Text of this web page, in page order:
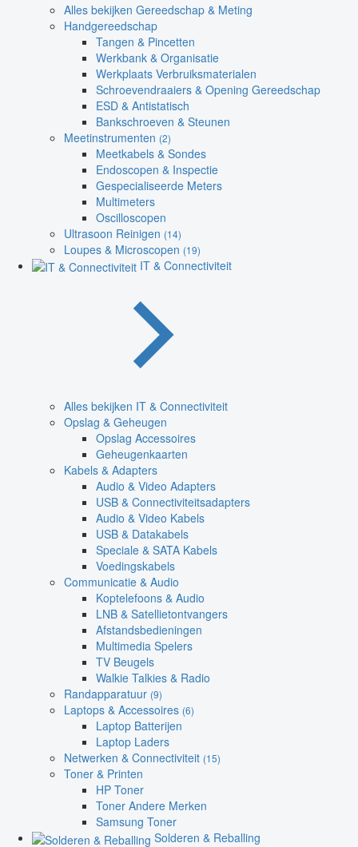
Alles bekijken Gereedschap & Meting
Handgereedschap
Tangen & Pincetten
Werkbank & Organisatie
Werkplaats Verbruiksmaterialen
Schroevendraaiers & Opening Gereedschap
ESD & Antistatisch
Bankschroeven & Steunen
Meetinstrumenten (2)
Meetkabels & Sondes
Endoscopen & Inspectie
Gespecialiseerde Meters
Multimeters
Oscilloscopen
Ultrasoon Reinigen (14)
Loupes & Microscopen (19)
IT & Connectiviteit
Alles bekijken IT & Connectiviteit
Opslag & Geheugen
Opslag Accessoires
Geheugenkaarten
Kabels & Adapters
Audio & Video Adapters
USB & Connectiviteitsadapters
Audio & Video Kabels
USB & Datakabels
Speciale & SATA Kabels
Voedingskabels
Communicatie & Audio
Koptelefoons & Audio
LNB & Satellietontvangers
Afstandsbedieningen
Multimedia Spelers
TV Beugels
Walkie Talkies & Radio
Randapparatuur (9)
Laptops & Accessoires (6)
Laptop Batterijen
Laptop Laders
Netwerken & Connectiviteit (15)
Toner & Printen
HP Toner
Toner Andere Merken
Samsung Toner
Solderen & Reballing